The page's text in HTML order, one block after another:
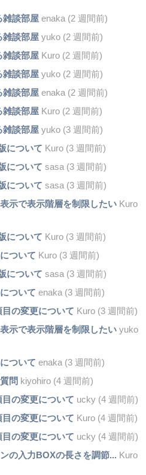
雑談部屋enaka (2 週間前)
雑談部屋yuko (2 週間前)
雑談部屋Kuro (2 週間前)
雑談部屋yuko (2 週間前)
雑談部屋enaka (2 週間前)
雑談部屋Kuro (2 週間前)
雑談部屋yuko (3 週間前)
について Kuro (3 週間前)
について sasa (3 週間前)
について sasa (3 週間前)
示で表示階層を制限したいKuro
について Kuro (3 週間前)
ついて Kuro (3 週間前)
について sasa (3 週間前)
ついて enaka (3 週間前)
の変更について Kuro (3 週間前)
示で表示階層を制限したいyuko
ついて enaka (3 週間前)
問 kiyohiro (4 週間前)
の変更について ucky (4 週間前)
の変更について Kuro (4 週間前)
の変更について ucky (4 週間前)
の入力BOXの長さを調節... Kuro